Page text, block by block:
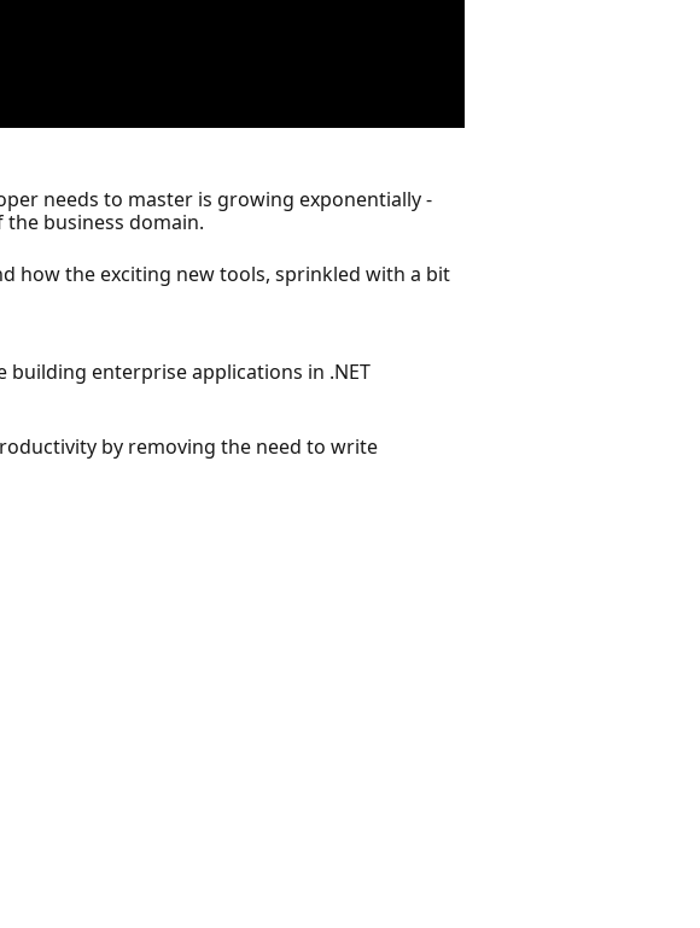
needs to master is growing exponentially -
business domain.
how the exciting new tools, sprinkled with a bit
building enterprise applications in .NET
by removing the need to write